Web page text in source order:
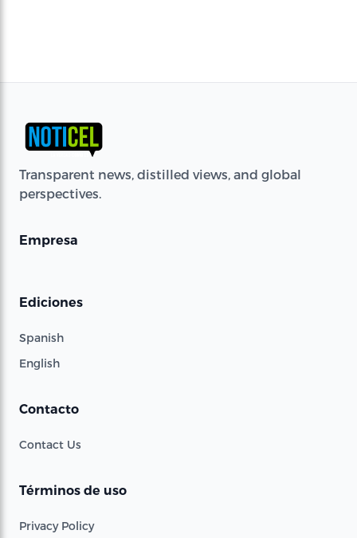
Transparent news, distilled views, and global
perspectives.
Empresa
Ediciones
Spanish
English
Contacto
Contact Us
Términos de uso
Privacy Policy